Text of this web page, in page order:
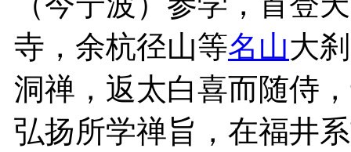
寺，余杭径山等名山大
洞禅，返太白喜而随侍
弘扬所学禅旨，在福井